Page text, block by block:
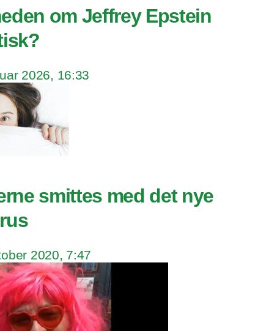
om Jeffrey Epstein
2026, 16:33
smittes med det nye
2020, 7:47